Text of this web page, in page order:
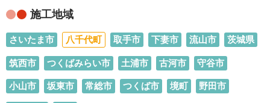
施工地域
さいたま市 八千代町 取手市 下妻市 流山市 茨城県
筑西市 つくばみらい市 土浦市 古河市 守谷市
小山市 坂東市 常総市 つくば市 境町 野田市